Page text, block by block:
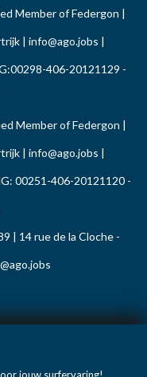
Member of Federgon |
| info@ago.jobs |
406-20121129 -
Member of Federgon |
| info@ago.jobs |
00251-406-20121120 -
| 14 rue de la Cloche -